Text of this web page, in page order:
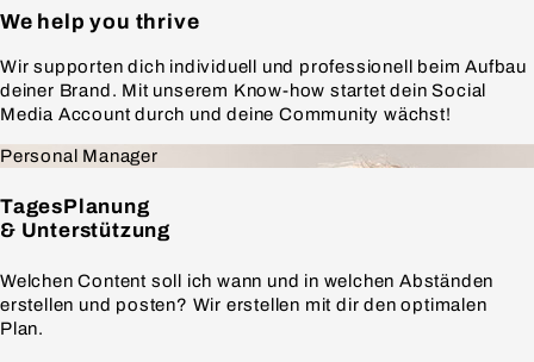
We helpyou thrive
Wir supporten dich individuell und professionell beim Aufbau
deiner Brand. Mit unserem Know-how startet dein Social
Media Account durch und deine Community wächst!
Personal Manager
TagesPlanung
& Unterstützung
Welchen Content soll ich wann und in welchen Abständen
erstellen und posten? Wir erstellen mit dir den optimalen
Plan.